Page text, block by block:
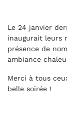
Le 24 janvier
inaugurait leurs
présence de
ambiance
Merci à tous
belle soirée !